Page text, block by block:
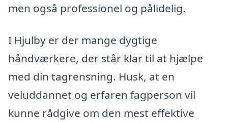
men også professionel og pålidelig.
I Hjulby er der mange dygtige
håndværkere, der står klar til at hjælpe
med din tagrensning. Husk, at en
veluddannet og erfaren fagperson vil
kunne rådgive om den mest effektive